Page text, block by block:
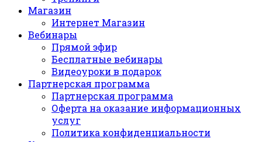
Магазин
Интернет Магазин
Вебинары
Прямой эфир
Бесплатные вебинары
Видеоуроки в подарок
Партнерская программа
Партнерская программа
Оферта на оказание информационных
услуг
Политика конфиденциальности